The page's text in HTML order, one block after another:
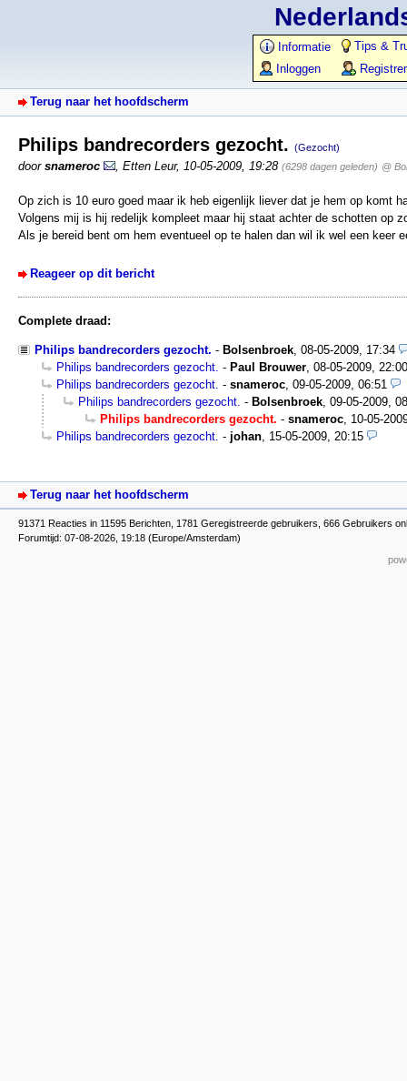
Informatie
Tips &
Inloggen
Terug naar het hoofdscherm
Philips bandrecorders gezocht. (Gezocht)
door snameroc Etten Leur, 10-05-2009, 19:28 (6298 dagen geleden) @
Op zich is 10 euro goed maar ik heb eigenlijk liever dat je hem op komt
Volgens mij is hij redelijk kompleet maar hij staat achter de schotten op
Als je bereid bent om hem eventueel op te halen dan wil ik wel een keer
Reageer op dit bericht
Complete draad:
Philips bandrecorders gezocht. - Bolsenbroek 08-05-2009, 17:34
Philips bandrecorders gezocht. - Paul Brouwer 08-05-2009, 22:00
Philips bandrecorders gezocht. - snameroc 09-05-2009, 06:51
Philips bandrecorders gezocht. - Bolsenbroek 09-05-2009,
Philips bandrecorders gezocht. - snameroc 10-05-
Philips bandrecorders gezocht. - johan 15-05-2009, 20:15
Terug naar het hoofdscherm
91371 Reacties in 11595 Berichten, 1781 Geregistreerde gebruikers, 666 Gebruikers
Forumtijd: 07-08-2026, 19:18 (Europe/Amsterdam)